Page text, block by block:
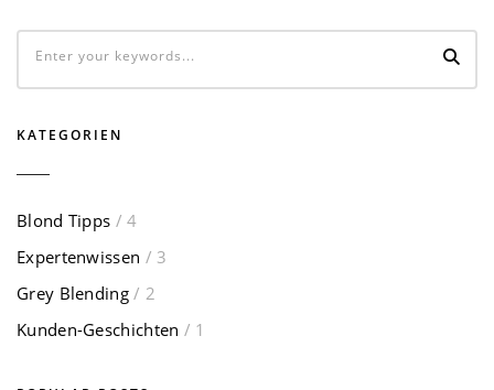
KATEGORIEN
Blond Tipps / 4
Expertenwissen / 3
Grey Blending / 2
Kunden-Geschichten / 1